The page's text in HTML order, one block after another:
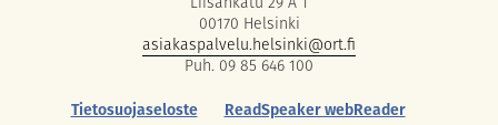
00170 Helsinki
asiakaspalvelu.helsinki@ort.fi
Puh. 09 85 646 100
Tietosuojaseloste
ReadSpeaker webReader